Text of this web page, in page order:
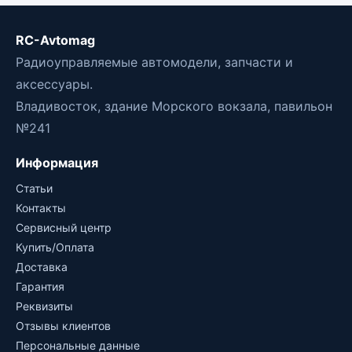
RC-Avtomag
Радиоуправляемые автомодели, запчасти и
аксессуары.
Владивосток, здание Морского вокзала, павильон
№241
Информация
Статьи
Контакты
Сервисный центр
Купить/Оплата
Доставка
Гарантия
Реквизиты
Отзывы клиентов
Персональные данные